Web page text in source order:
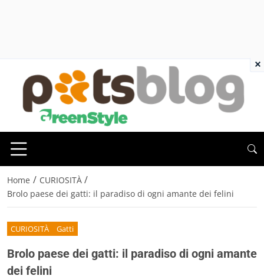
Home / CURIOSITÀ /
Brolo paese dei gatti: il paradiso di ogni amante dei felini
CURIOSITÀ Gatti
Brolo paese dei gatti: il paradiso di ogni amante
dei felini
×